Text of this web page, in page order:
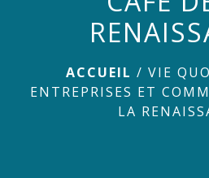
ACCUEIL / VIE
ENTREPRISES ET
LA